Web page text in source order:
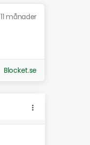
11 månader
Blocket.se